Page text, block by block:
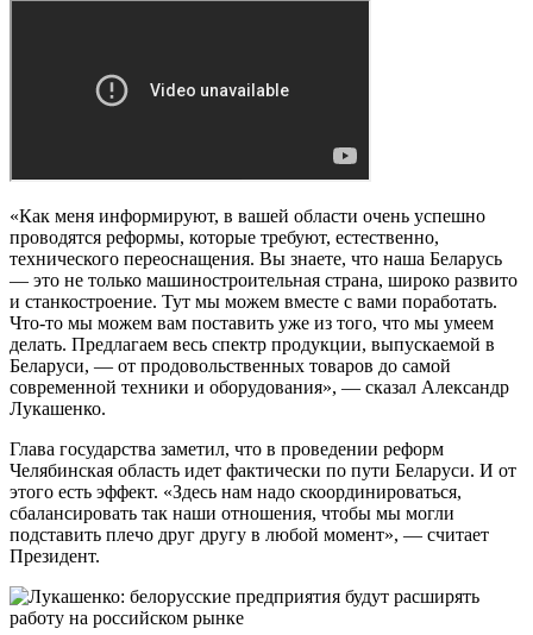
«Как меня информируют, в вашей области очень успешно
проводятся реформы, которые требуют, естественно,
технического переоснащения. Вы знаете, что наша Беларусь
— это не только машиностроительная страна, широко развито
и станкостроение. Тут мы можем вместе с вами поработать.
Что-то мы можем вам поставить уже из того, что мы умеем
делать. Предлагаем весь спектр продукции, выпускаемой в
Беларуси, — от продовольственных товаров до самой
современной техники и оборудования», — сказал Александр
Лукашенко.
Глава государства заметил, что в проведении реформ
Челябинская область идет фактически по пути Беларуси. И от
этого есть эффект. «Здесь нам надо скоординироваться,
сбалансировать так наши отношения, чтобы мы могли
подставить плечо друг другу в любой момент», — считает
Президент.